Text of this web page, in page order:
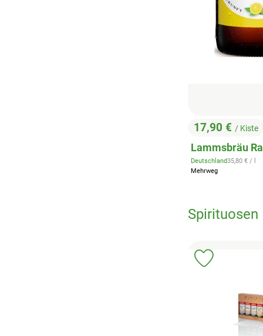
, Preis:
17,90 € / Kiste
Lammsbräu
, Herkunft:
Deutschland,35,80 € / l
Mehrweg
Spirituosen
Produkt